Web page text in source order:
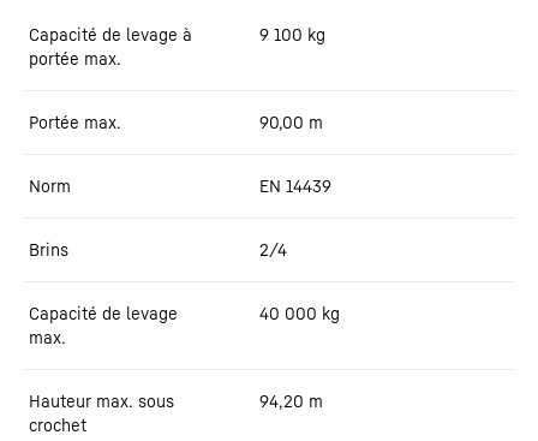
Capacité de levage à
portée max.
9 100 kg
Portée max. 90,00 m
Norm EN 14439
Brins 2/4
Capacité de levage
max.
40 000 kg
Hauteur max. sous
crochet
94,20 m